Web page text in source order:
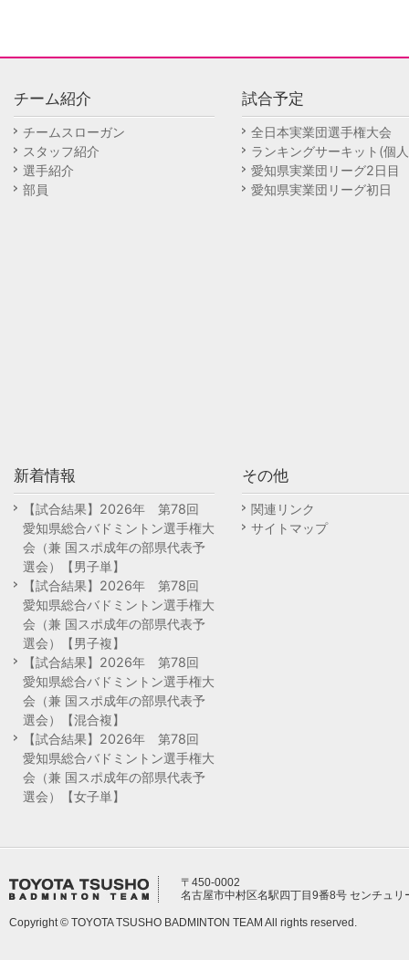
チーム紹介
チームスローガン
スタッフ紹介
選手紹介
部員
試合予定
全日本実業団選手権大会
ランキングサーキット(個
愛知県実業団リーグ2日目
愛知県実業団リーグ初日
新着情報
【試合結果】2026年 第78回
愛知県総合バドミントン選手権大
会（兼 国スポ成年の部県代表予
選会）【男子単】
【試合結果】2026年 第78回
愛知県総合バドミントン選手権大
会（兼 国スポ成年の部県代表予
選会）【男子複】
【試合結果】2026年 第78回
愛知県総合バドミントン選手権大
会（兼 国スポ成年の部県代表予
選会）【混合複】
【試合結果】2026年 第78回
愛知県総合バドミントン選手権大
会（兼 国スポ成年の部県代表予
選会）【女子単】
その他
関連リンク
サイトマップ
〒450-0002
名古屋市中村区名駅四丁目9番8号 センチュリ
Copyright © TOYOTA TSUSHO BADMINTON TEAM All rights reserved.